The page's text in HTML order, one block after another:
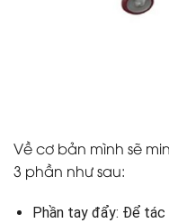
Về cơ bản mình sẽ
3 phần như sau:
Phần tay đẩy: Để